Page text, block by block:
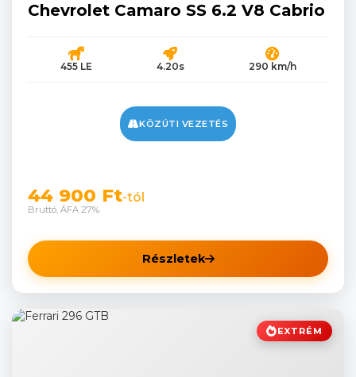
Chevrolet Camaro SS 6.2 V8 Cabrio
455 LE 4.20s 290 km/h
KÖZÚTI VEZETÉS
44 900 Ft-tól
Bruttó, ÁFA 27%
Részletek
EXTRÉM